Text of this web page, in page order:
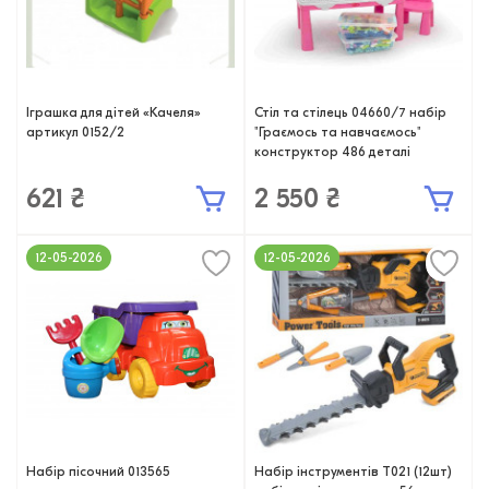
Іграшка для дітей «Качеля»
артикул 0152/2
621 ₴
Стіл та стілець 04660/7 набір
"Граємось та навчаємось"
конструктор 486 деталі
2 550 ₴
Набір пісочний 013565
12-05-2026
Набір iнструментів T021 (12шт)
12-05-2026